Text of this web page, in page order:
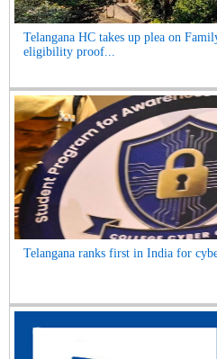
Telangana HC takes up plea on
eligibility proof...
Telangana ranks first in India for